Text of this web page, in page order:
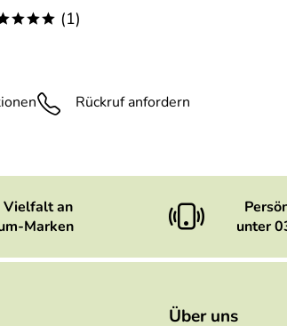
(1)
Verifizierte Bewertung
Team
Rückruf anfordern
Vielfalt an
Marken
unter
Über uns